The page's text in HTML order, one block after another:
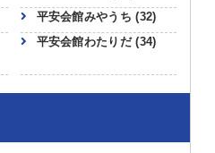
平安会館みやうち(32)
平安会館わたりだ(34)